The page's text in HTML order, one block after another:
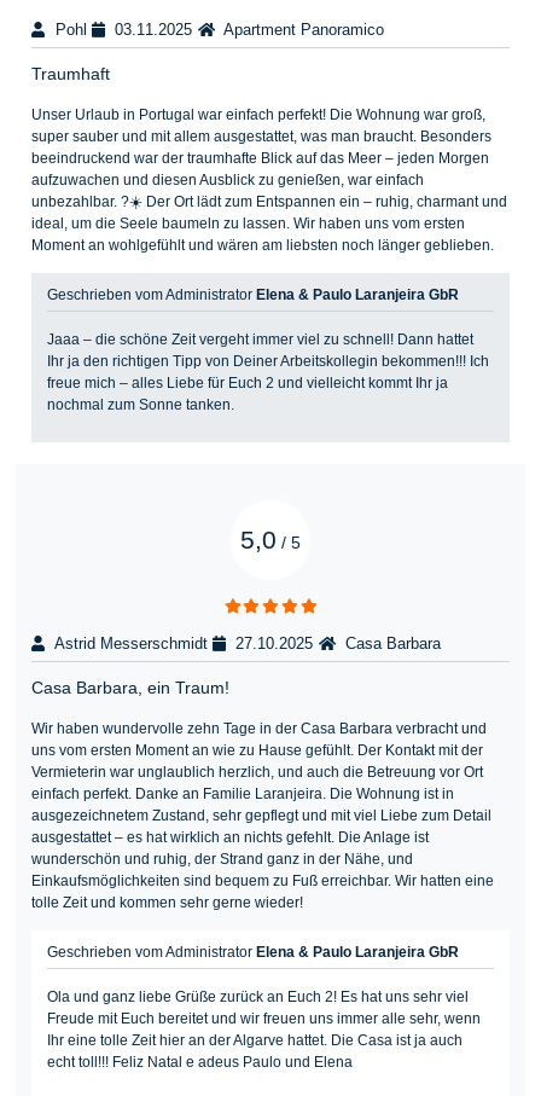
Pohl 03.11.2025 Apartment Panoramico
Traumhaft
Unser Urlaub in Portugal war einfach perfekt! Die Wohnung war groß,
super sauber und mit allem ausgestattet, was man braucht. Besonders
beeindruckend war der traumhafte Blick auf das Meer – jeden Morgen
aufzuwachen und diesen Ausblick zu genießen, war einfach
unbezahlbar. ?☀️ Der Ort lädt zum Entspannen ein – ruhig, charmant und
ideal, um die Seele baumeln zu lassen. Wir haben uns vom ersten
Moment an wohlgefühlt und wären am liebsten noch länger geblieben.
Geschrieben vom Administrator Elena & Paulo Laranjeira GbR
Jaaa – die schöne Zeit vergeht immer viel zu schnell! Dann hattet
Ihr ja den richtigen Tipp von Deiner Arbeitskollegin bekommen!!! Ich
freue mich – alles Liebe für Euch 2 und vielleicht kommt Ihr ja
nochmal zum Sonne tanken.
5,0 / 5
Astrid Messerschmidt 27.10.2025 Casa Barbara
Casa Barbara, ein Traum!
Wir haben wundervolle zehn Tage in der Casa Barbara verbracht und
uns vom ersten Moment an wie zu Hause gefühlt. Der Kontakt mit der
Vermieterin war unglaublich herzlich, und auch die Betreuung vor Ort
einfach perfekt. Danke an Familie Laranjeira. Die Wohnung ist in
ausgezeichnetem Zustand, sehr gepflegt und mit viel Liebe zum Detail
ausgestattet – es hat wirklich an nichts gefehlt. Die Anlage ist
wunderschön und ruhig, der Strand ganz in der Nähe, und
Einkaufsmöglichkeiten sind bequem zu Fuß erreichbar. Wir hatten eine
tolle Zeit und kommen sehr gerne wieder!
Geschrieben vom Administrator Elena & Paulo Laranjeira GbR
Ola und ganz liebe Grüße zurück an Euch 2! Es hat uns sehr viel
Freude mit Euch bereitet und wir freuen uns immer alle sehr, wenn
Ihr eine tolle Zeit hier an der Algarve hattet. Die Casa ist ja auch
echt toll!!! Feliz Natal e adeus Paulo und Elena